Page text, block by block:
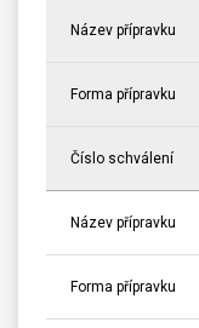
Název přípravku
Forma přípravku
Číslo schválení
Název přípravku
Forma přípravku